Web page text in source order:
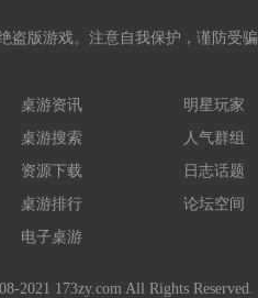
盗版游戏。注意自我保护，谨防受
桌游资讯
桌游搜索
资源下载
桌游排行
电子桌游
明星玩家
人气群组
日志话题
论坛空间
2021 173zy.com All Rights